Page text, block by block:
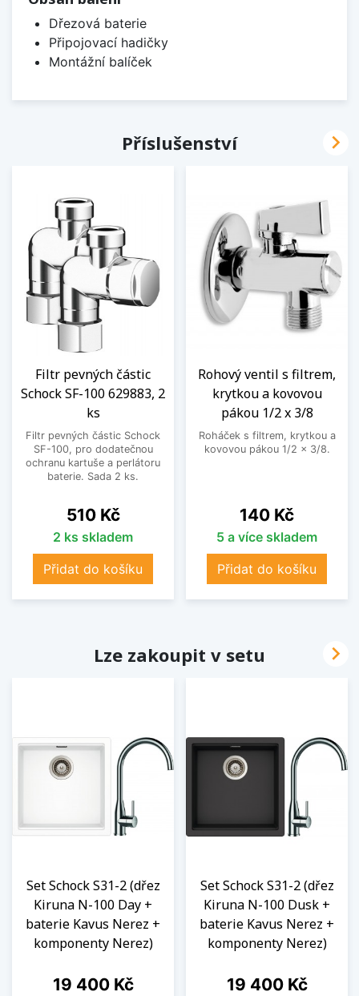
Dřezová baterie
Připojovací hadičky
Montážní balíček
Příslušenství
Filtr pevných částic
Schock SF-100 629883, 2
ks
Filtr pevných částic Schock
SF-100, pro dodatečnou
ochranu kartuše a perlátoru
baterie. Sada 2 ks.
Cena
510 Kč
2 ks skladem
Přidat do košíku
Rohový ventil s filtrem,
krytkou a kovovou
pákou 1/2 x 3/8
Roháček s filtrem, krytkou a
kovovou pákou 1/2 x 3/8.
Cena
140 Kč
5 a více skladem
Přidat do košíku

Lze zakoupit v setu
Set Schock S31-2 (dřez
Kiruna N-100 Day +
baterie Kavus Nerez +
komponenty Nerez)
Cena
19 400 Kč
Set Schock S31-2 (dřez
Kiruna N-100 Dusk +
baterie Kavus Nerez +
komponenty Nerez)
Cena
19 400 Kč
